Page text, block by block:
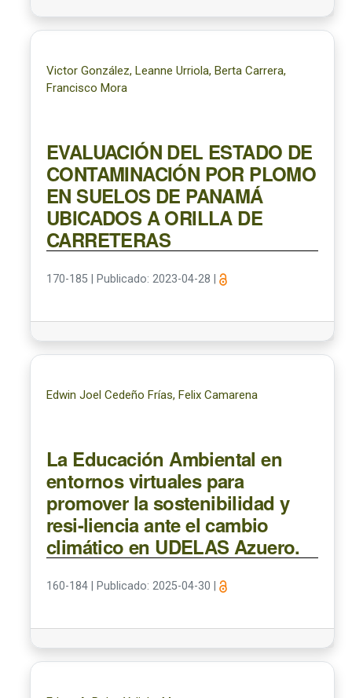
Victor González, Leanne Urriola, Berta Carrera,
Francisco Mora
EVALUACIÓN DEL ESTADO DE
CONTAMINACIÓN POR PLOMO
EN SUELOS DE PANAMÁ
UBICADOS A ORILLA DE
CARRETERAS
170-185 Publicado: 2023-04-28
Edwin Joel Cedeño Frías, Felix Camarena
La Educación Ambiental en
entornos virtuales para
promover la sostenibilidad y
resi-liencia ante el cambio
climático en UDELAS Azuero.
160-184 Publicado: 2025-04-30